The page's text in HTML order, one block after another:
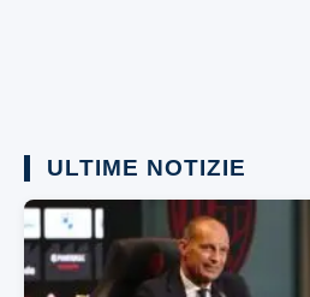
ULTIME NOTIZIE